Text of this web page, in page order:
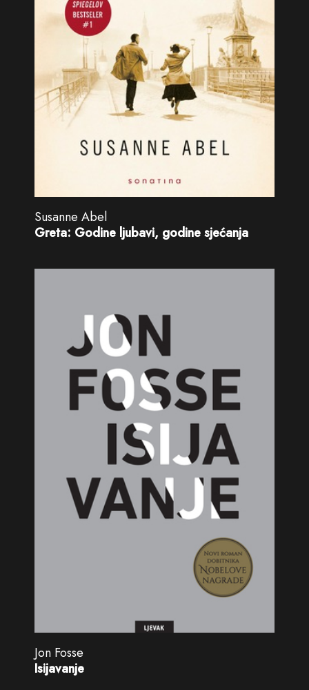
Susanne Abel
Greta: Godine ljubavi, godine sjećanja
Jon Fosse
Isijavanje